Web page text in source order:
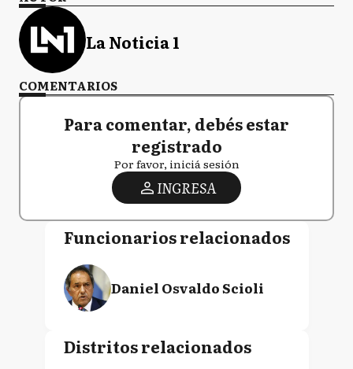
La Noticia 1
COMENTARIOS
Para comentar, debés estar
registrado
Por favor, iniciá sesión
INGRESA
Funcionarios relacionados
Daniel Osvaldo Scioli
Distritos relacionados